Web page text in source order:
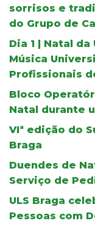
sorrisos e
do Grupo de
Dia 1 | Natal da
Música
Profissionais
Bloco
Natal durante
VIª edição do
Braga
Duendes de
Serviço de
ULS Braga
Pessoas com